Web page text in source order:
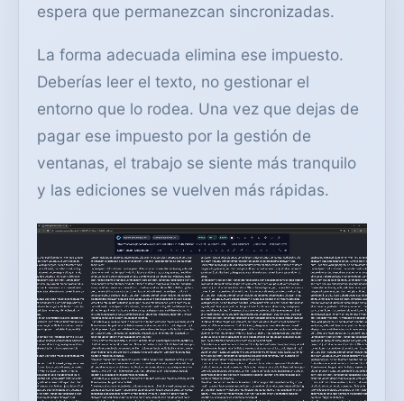
espera que permanezcan sincronizadas.
La forma adecuada elimina ese impuesto.
Deberías leer el texto, no gestionar el
entorno que lo rodea. Una vez que dejas de
pagar ese impuesto por la gestión de
ventanas, el trabajo se siente más tranquilo
y las ediciones se vuelven más rápidas.